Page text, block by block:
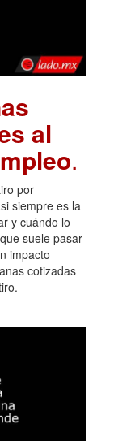
al
.
por
siempre es la
y cuándo lo
suele pasar
impacto
cotizadas